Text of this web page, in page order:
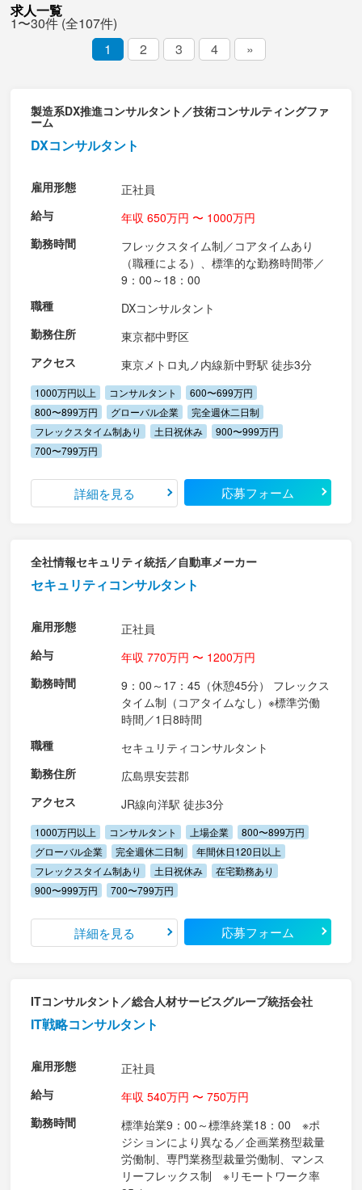
求人一覧
1〜30件 (全107件)
1
2 3 4 »
製造系DX推進コンサルタント／技術コンサルティングファ
ーム
DXコンサルタント
雇用形態
正社員
給与
年収 650万円 〜 1000万円
勤務時間
フレックスタイム制／コアタイムあり
（職種による）、標準的な勤務時間帯／
9：00～18：00
職種
DXコンサルタント
勤務住所
東京都中野区
アクセス
東京メトロ丸ノ内線新中野駅 徒歩3分
1000万円以上 コンサルタント
600〜699万円
800〜899万円
グローバル企業
完全週休二日制
フレックスタイム制あり
土日祝休み
900〜999万円
700〜799万円
詳細を見る 応募フォーム
全社情報セキュリティ統括／自動車メーカー
セキュリティコンサルタント
雇用形態
正社員
給与
年収 770万円 〜 1200万円
勤務時間
9：00～17：45（休憩45分） フレックス
タイム制（コアタイムなし）※標準労働
時間／1日8時間
職種
セキュリティコンサルタント
勤務住所
広島県安芸郡
アクセス
JR線向洋駅 徒歩3分
1000万円以上 コンサルタント 上場企業
800〜899万円
グローバル企業
完全週休二日制
年間休日120日以上
フレックスタイム制あり
土日祝休み
在宅勤務あり
900〜999万円
700〜799万円
詳細を見る 応募フォーム
ITコンサルタント／総合人材サービスグループ統括会社
IT戦略コンサルタント
雇用形態
正社員
給与
年収 540万円 〜 750万円
勤務時間
標準始業9：00～標準終業18：00 ※ポ
ジションにより異なる／企画業務型裁量
労働制、専門業務型裁量労働制、マンス
リーフレックス制 ※リモートワーク率